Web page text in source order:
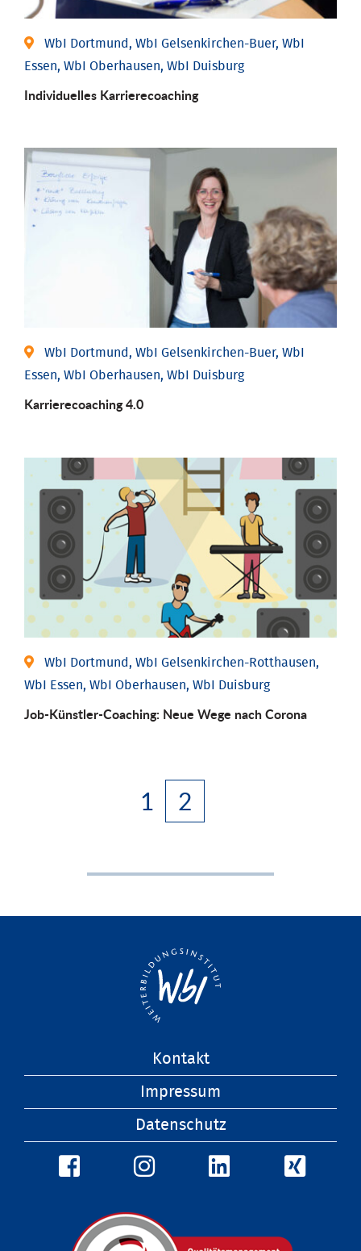
WbI Dortmund, WbI Gelsenkirchen-Buer, WbI
Essen, WbI Oberhausen, WbI Duisburg
Individu­elles Karrierecoaching
WbI Dortmund, WbI Gelsenkirchen-Buer, WbI
Essen, WbI Oberhausen, WbI Duisburg
Karriere­coaching 4.0
WbI Dortmund, WbI Gelsenkirchen-Rotthausen,
WbI Essen, WbI Oberhausen, WbI Duisburg
Job-Künstler-Coaching: Neue Wege nach Corona
1 2
Kontakt
Impressum
Datenschutz